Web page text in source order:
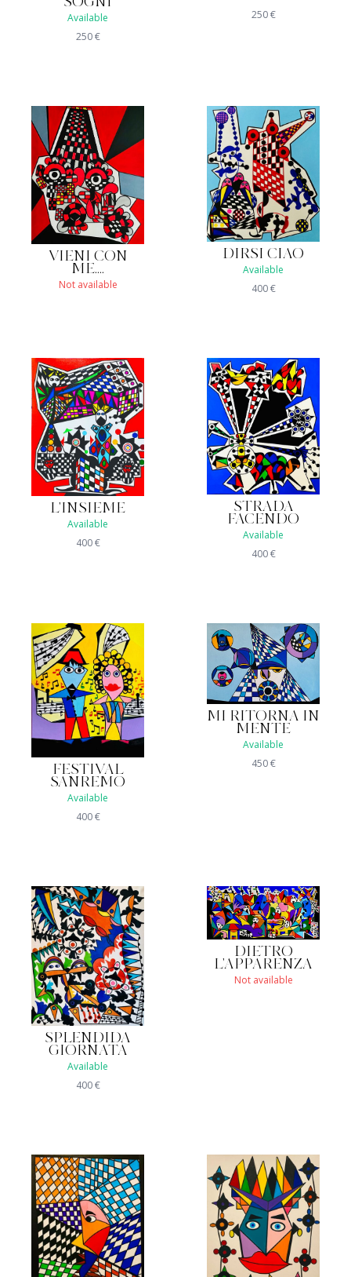
Available
250€
250€
VIENI CON
ME....
Not available
DIRSI CIAO
Available
400€
L'INSIEME
Available
400€
STRADA
FACENDO
Available
400€
FESTIVAL
SANREMO
Available
400€
MI RITORNA IN
MENTE
Available
450€
SPLENDIDA
GIORNATA
Available
400€
DIETRO
L'APPARENZA
Not available